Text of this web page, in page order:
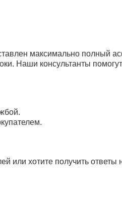
максимально полный
Наши консультанты
или хотите получить ответы